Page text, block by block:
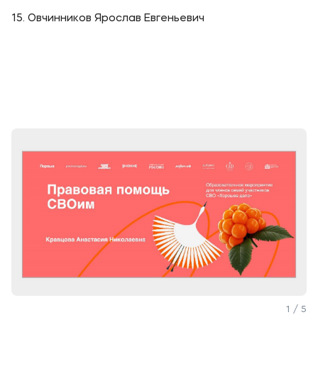
15. Овчинников Ярослав Евгеньевич
1 / 5